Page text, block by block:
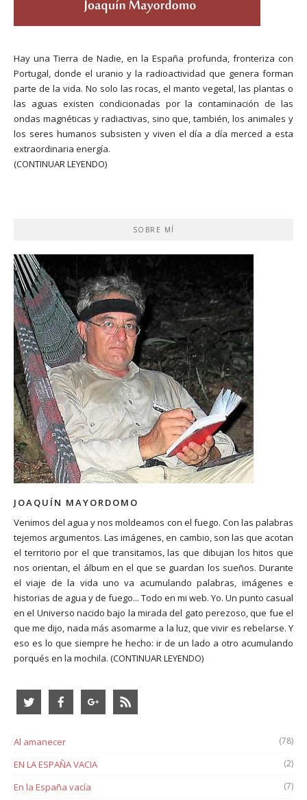
Hay una Tierra de Nadie, en la España profunda, fronteriza con
Portugal, donde el uranio y la radioactividad que genera forman
parte de la vida. No solo las rocas, el manto vegetal, las plantas o
las aguas existen condicionadas por la contaminación de las
ondas magnéticas y radiactivas, sino que, también, los animales y
los seres humanos subsisten y viven el día a día merced a esta
extraordinaria energía.
(CONTINUAR LEYENDO)
SOBRE MÍ
JOAQUÍN MAYORDOMO
Venimos del agua y nos moldeamos con el fuego. Con las palabras
tejemos argumentos. Las imágenes, en cambio, son las que acotan
el territorio por el que transitamos, las que dibujan los hitos que
nos orientan, el álbum en el que se guardan los sueños. Durante
el viaje de la vida uno va acumulando palabras, imágenes e
historias de agua y de fuego... Todo en mi web. Yo. Un punto casual
en el Universo nacido bajo la mirada del gato perezoso, que fue el
que me dijo, nada más asomarme a la luz, que vivir es rebelarse. Y
eso es lo que siempre he hecho: ir de un lado a otro acumulando
porqués en la mochila. (CONTINUAR LEYENDO)
Al amanecer (78)
EN LA ESPAÑA VACIA (2)
En la España vacía (7)